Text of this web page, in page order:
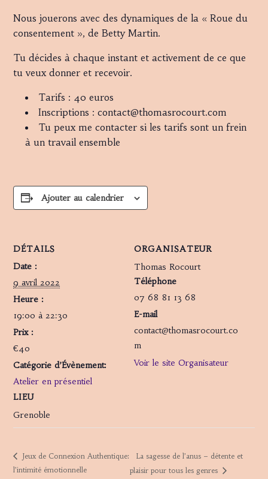
Nous jouerons avec des dynamiques de la « Roue du
consentement », de Betty Martin.
Tu décides à chaque instant et activement de ce que
tu veux donner et recevoir.
Tarifs : 40 euros
Inscriptions : contact@thomasrocourt.com
Tu peux me contacter si les tarifs sont un frein
à un travail ensemble
Ajouter au calendrier
DÉTAILS
Date :
9 avril 2022
Heure :
19:00 à 22:30
Prix :
€40
Catégorie d’Évènement:
Atelier en présentiel
LIEU
Grenoble
ORGANISATEUR
Thomas Rocourt
Téléphone
07 68 81 13 68
E-mail
contact@thomasrocourt.co
m
Voir le site Organisateur
Jeux de Connexion Authentique:
l’intimité émotionnelle
La sagesse de l’anus – détente et
plaisir pour tous les genres